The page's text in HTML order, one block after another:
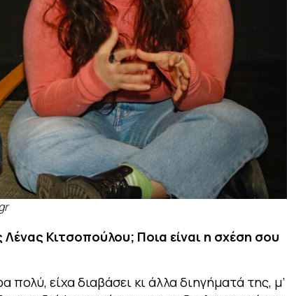
Κιτσοπούλου; Ποια είναι η σχέση σου
πολύ, είχα διαβάσει κι άλλα διηγήματά της, μ’